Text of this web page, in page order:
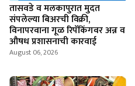
तासवडे व मलकापुरात मुदत
संपलेल्या बिअरची विक्री,
विनापरवाना गूळ रिपॅकिंगवर अन्न व
औषध प्रशासनाची कारवाई
August 06, 2026